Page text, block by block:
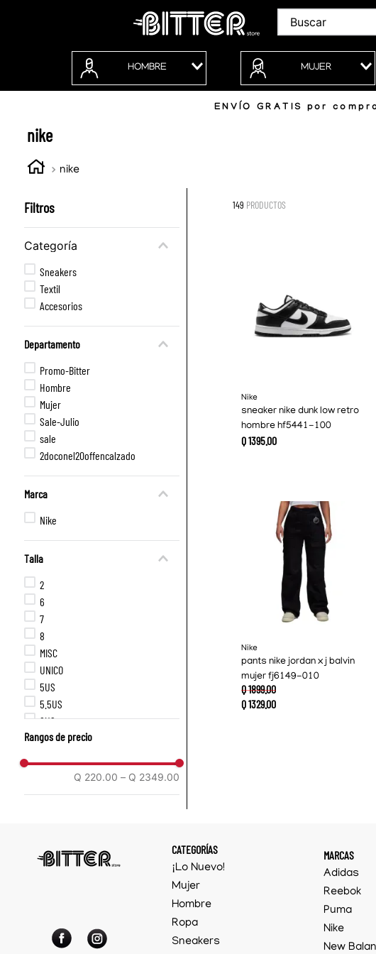
Buscar
HOMBRE MUJER
ENVÍO GRATIS por
nike
nike
Filtros
Categoría
Sneakers
Textil
Accesorios
Departamento
Promo-Bitter
Hombre
Mujer
Sale-Julio
sale
2doconel20offencalzado
Marca
Nike
Talla
2
6
7
8
MISC
UNICO
5US
5.5US
6US
6.5US
10US
Rangos de precio
Q 220.00 – Q 2349.00
149 PRODUCTOS
Nike
sneaker nike dunk low retro
hombre hf5441-100
Q139500
Nike
pants nike jordan x j balvin
mujer fj6149-010
Q1899.00
Q1329.00
CATEGORÍAS
¡Lo Nuevo!
Mujer
Hombre
Ropa
Sneakers
MARCAS
Adidas
Reebok
Puma
Nike
New